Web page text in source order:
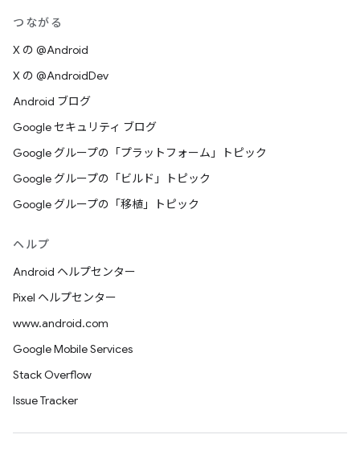
つながる
X の @Android
X の @AndroidDev
Android ブログ
Google セキュリティ ブログ
Google グループの「プラットフォーム」トピック
Google グループの「ビルド」トピック
Google グループの「移植」トピック
ヘルプ
Android ヘルプセンター
Pixel ヘルプセンター
www.android.com
Google Mobile Services
Stack Overflow
Issue Tracker